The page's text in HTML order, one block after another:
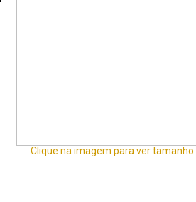
Clique na imagem para ver tamanho